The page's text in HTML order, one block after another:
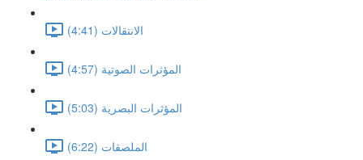
الانتقالات (4:41)
المؤثرات الصوتية (4:57)
المؤثرات البصرية (5:03)
الملصقات (6:22)